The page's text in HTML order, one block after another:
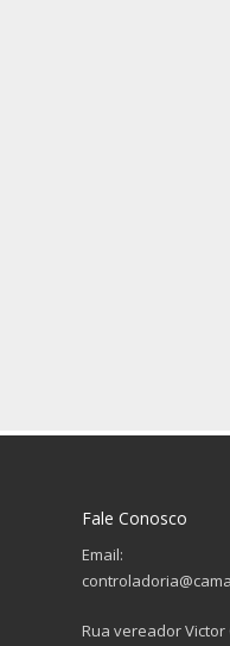
Fale Conosco
Email:
Rua vereador